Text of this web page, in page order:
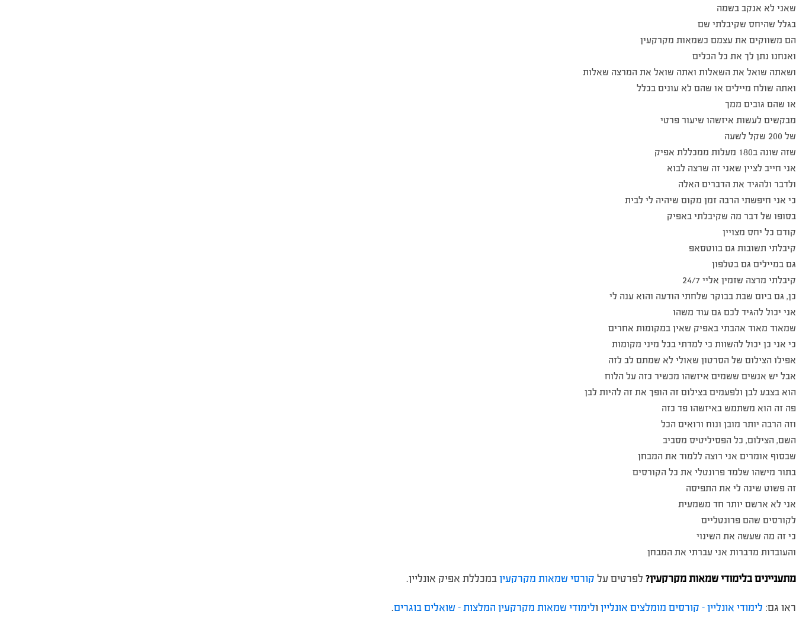
שאני לא אנקב בשמה
בגלל שהיחס שקיבלתי שם
הם משווקים את עצמם כשמאות מקרקעין
ואנחנו נתן לך את כל הכלים
ושאתה שואל את השאלות ואתה שואל את המרצה שאלות
ואתה שולח מיילים או שהם לא עונים בכלל
או שהם גובים ממך
מבקשים לעשות איזשהו שיעור פרטי
של 200 שקל לשעה
שזה שונה ב180 מעלות ממכללת אפיק
אני חייב לציין שאני זה שרצה לבוא
ולדבר ולהגיד את הדברים האלה
כי אני חיפשתי הרבה זמן מקום שיהיה לי לבית
בסופו של דבר מה שקיבלתי באפיק
קודם כל יחס מצויין
קיבלתי תשובות גם בווטסאפ
גם במיילים גם בטלפון
קיבלתי מרצה שזמין אליי 24/7
כן, גם ביום שבת בבוקר שלחתי הודעה והוא ענה לי
אני יכול להגיד לכם גם עוד משהו
שמאוד מאוד אהבתי באפיק שאין במקומות אחרים
כי אני כן יכול להשוות כי למדתי בכל מיני מקומות
אפילו הצילום של הסרטון שאולי לא שמתם לב לזה
אבל יש אנשים ששמים איזשהו מכשיר כזה על הלוח
הוא בצבע לבן ולפעמים בצילום זה הופך את זה להיות לבן
פה זה הוא משתמש באיזשהו פד כזה
וזה הרבה יותר מובן ונוח ורואים הכל
השם, הצילום, כל הפסיליטיס מסביב
שבסוף אומרים אני רוצה ללמוד את המבחן
בתור מישהו שלמד פרונטלי את כל הקורסים
זה פשוט שינה לי את התפיסה
אני לא ארשם יותר חד משמעית
לקורסים שהם פרונטליים
כי זה מה שעשה את השינוי
והעובדות מדברות אני עברתי את המבחן
מתעניינים בלימודי שמאות מקרקעין? לפרטים על קורסי שמאות מקרקעיןבמכללת אפיק אונליין.
ראו גם: לימודי אונליין – קורסים מומלצים אונליין ולימודי שמאות מקרקעין המלצות – שואלים בוגרים.